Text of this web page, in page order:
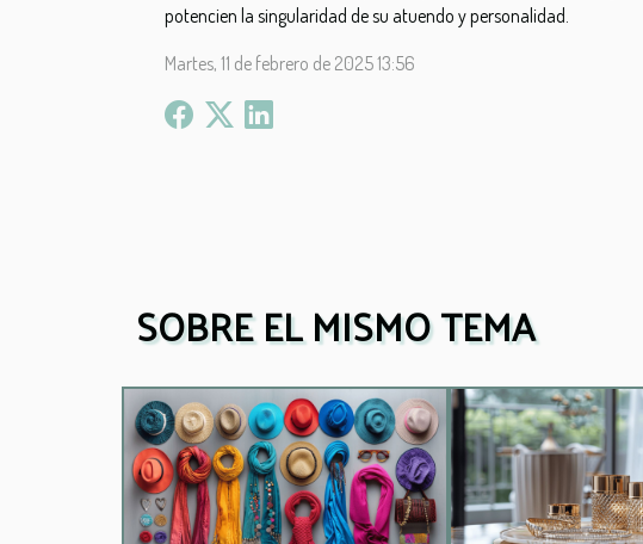
potencien la singularidad de su atuendo y personalidad.
Martes, 11 de febrero de 2025 13:56
SOBRE EL MISMO TEMA